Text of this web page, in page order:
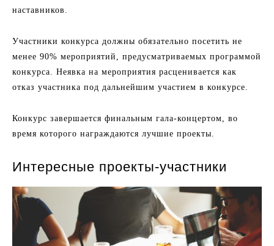
наставников.
Участники конкурса должны обязательно посетить не
менее 90% мероприятий, предусматриваемых программой
конкурса. Неявка на мероприятия расценивается как
отказ участника под дальнейшим участием в конкурсе.
Конкурс завершается финальным гала-концертом, во
время которого награждаются лучшие проекты.
Интересные проекты-участники